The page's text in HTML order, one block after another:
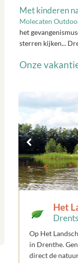
Met kinderen
Molecaten
het
sterren kijken...
Onze
Het
Op Het
in Drenthe.
direct de